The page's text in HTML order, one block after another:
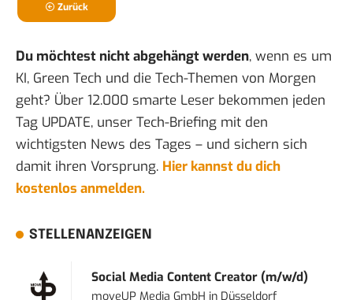
Zurück
Du möchtest nicht abgehängt werden, wenn es um
KI, Green Tech und die Tech-Themen von Morgen
geht? Über 12.000 smarte Leser bekommen jeden
Tag UPDATE, unser Tech-Briefing mit den
wichtigsten News des Tages – und sichern sich
damit ihren Vorsprung. Hier kannst du dich
kostenlos anmelden.
STELLENANZEIGEN
Social Media Content Creator (m/w/d)
moveUP Media GmbH in Düsseldorf